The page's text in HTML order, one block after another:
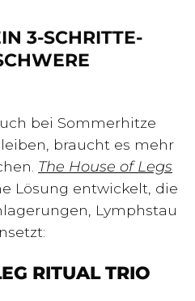
3-SCHRITTE-
bei Sommerhitze
braucht es mehr
The House of Legs
Lösung entwickelt, die
Lymphstau
RITUAL TRIO